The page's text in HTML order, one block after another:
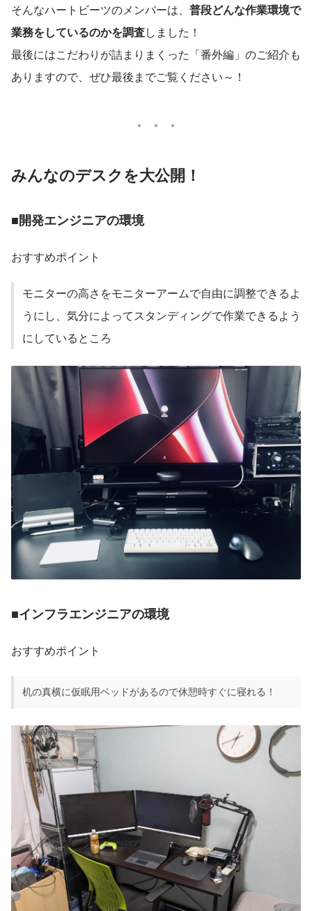
そんなハートビーツのメンバーは、 普段どんな作業環境で
業務をしているのかを調査しました！
最後にはこだわりが詰まりまくった「番外編」のご紹介も
ありますので、ぜひ最後までご覧ください～！
みんなのデスクを大公開！
■開発エンジニアの環境
おすすめポイント
モニターの高さをモニターアームで自由に調整できるよ
うにし、気分によってスタンディングで作業できるよう
にしているところ
■インフラエンジニアの環境
おすすめポイント
机の真横に仮眠用ベッドがあるので休憩時すぐに寝れる！